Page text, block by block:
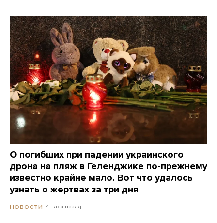
О погибших при падении украинского
дрона на пляж в Геленджике по-прежнему
известно крайне мало. Вот что удалось
узнать о жертвах за три дня
НОВОСТИ 4 часа назад